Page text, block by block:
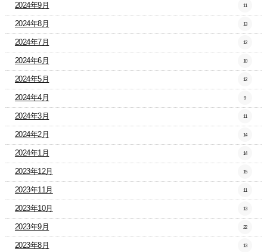
2024年9月 11
2024年8月 13
2024年7月 12
2024年6月 10
2024年5月 12
2024年4月 9
2024年3月 11
2024年2月 14
2024年1月 14
2023年12月 15
2023年11月 11
2023年10月 13
2023年9月 22
2023年8月 13